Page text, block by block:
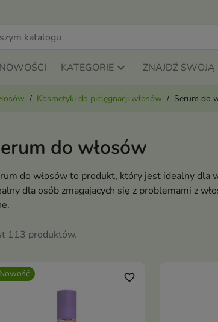
NOWOŚCI KATEGORIE ZNAJDŹ
Kosmetyki do pielęgnacji włosów Serum do
do włosów
do włosów to produkt, który jest idealny dla
dla osób zmagających się z problemami z
113 produktów.
Nowość favorite_border